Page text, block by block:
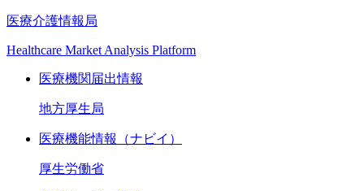
医療介護情報局
Healthcare Market Analysis Platform
医療機関届出情報
地方厚生局
医療機能情報（ナビイ）
厚生労働省